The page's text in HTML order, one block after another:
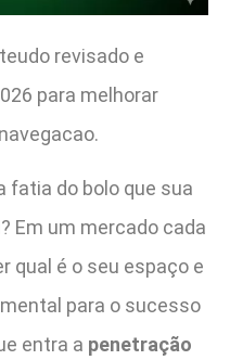
revisado e
para melhorar
fatia do bolo que sua
Em um mercado cada
qual é o seu espaço e
para o sucesso
entra a penetração